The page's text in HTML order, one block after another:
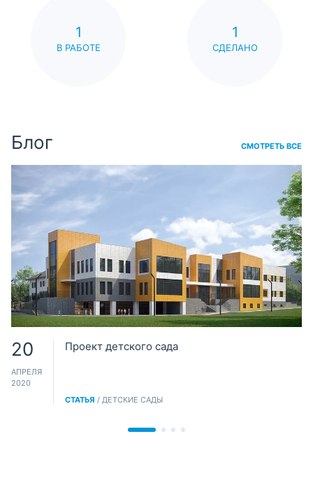
1
В РАБОТЕ
1
СДЕЛАНО
Блог СМОТРЕТЬ ВСЕ
20
АПРЕЛЯ
2020
Проект детского сада
СТАТЬЯ / ДЕТСКИЕ САДЫ